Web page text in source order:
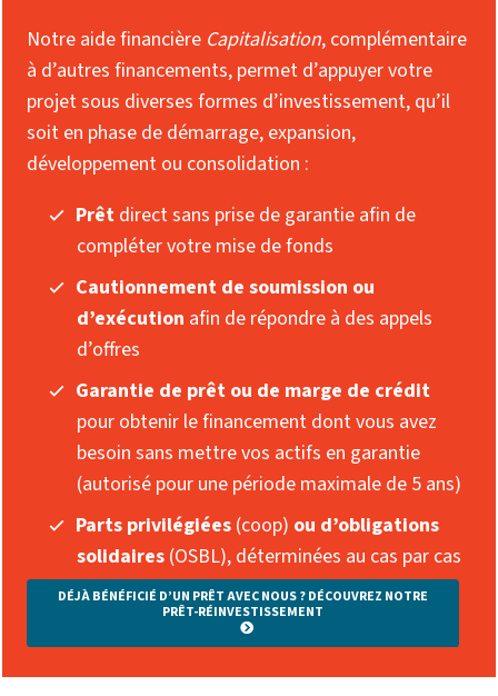
Notre aide financière Capitalisation, complémentaire
à d’autres financements, permet d’appuyer votre
projet sous diverses formes d’investissement, qu’il
soit en phase de démarrage, expansion,
développement ou consolidation :
Prêt direct sans prise de garantie afin de
compléter votre mise de fonds
Cautionnement de soumission ou
d’exécution afin de répondre à des appels
d’offres
Garantie de prêt ou de marge de crédit
pour obtenir le financement dont vous avez
besoin sans mettre vos actifs en garantie
(autorisé pour une période maximale de 5 ans)
Parts privilégiées (coop) ou d’obligations
solidaires (OSBL), déterminées au cas par cas
DÉJÀ BÉNÉFICIÉ D’UN PRÊT AVEC NOUS ? DÉCOUVREZ NOTRE
PRÊT-RÉINVESTISSEMENT